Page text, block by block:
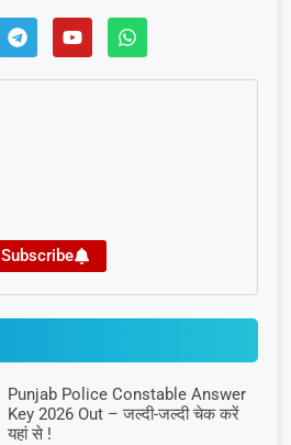
Subscribe
Punjab Police Constable Answer
Key 2026 Out – जल्दी-जल्दी चेक करें
यहां से !